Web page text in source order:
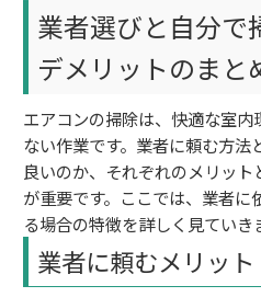
業者選びと自分で
デメリットのまと
エアコンの掃除は、快適な室
ない作業です。業者に頼む方
良いのか、それぞれのメリッ
が重要です。ここでは、業者
る場合の特徴を詳しく見ていき
業者に頼むメリッ